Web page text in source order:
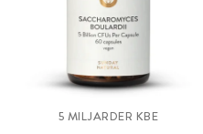
5 MILJARDER KBE